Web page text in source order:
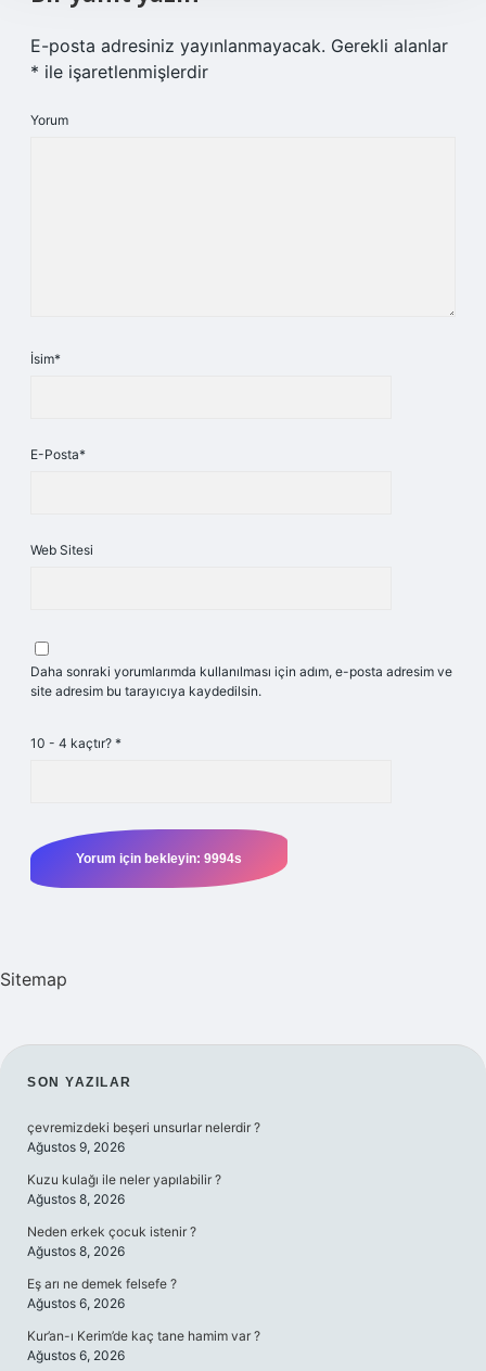
E-posta adresiniz yayınlanmayacak. Gerekli alanlar
* ile işaretlenmişlerdir
Yorum
İsim*
E-Posta*
Web Sitesi
Daha sonraki yorumlarımda kullanılması için adım, e-posta adresim ve
site adresim bu tarayıcıya kaydedilsin.
10 - 4 kaçtır? *
Sitemap
SIDEBAR
SON YAZILAR
çevremizdeki beşeri unsurlar nelerdir ?
Ağustos 9, 2026
Kuzu kulağı ile neler yapılabilir ?
Ağustos 8, 2026
Neden erkek çocuk istenir ?
Ağustos 8, 2026
Eş arı ne demek felsefe ?
Ağustos 6, 2026
Kur’an-ı Kerim’de kaç tane hamim var ?
Ağustos 6, 2026